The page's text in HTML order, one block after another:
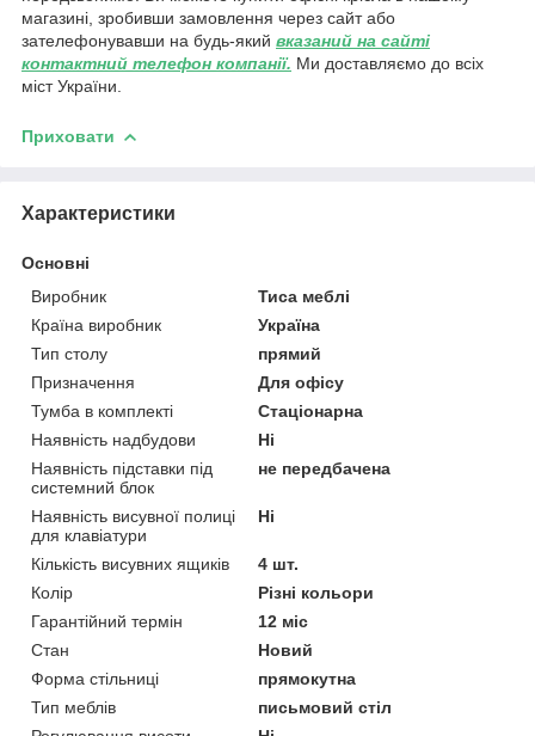
магазині, зробивши замовлення через сайт або
зателефонувавши на будь-який вказаний на сайті
контактний телефон компанії. Ми доставляємо до всіх
міст України.
Приховати
Характеристики
Основні
Виробник
Тиса меблі
Країна виробник
Україна
Тип столу
прямий
Призначення
Для офісу
Тумба в комплекті
Стаціонарна
Наявність надбудови
Ні
Наявність підставки під
системний блок
не передбачена
Наявність висувної полиці
для клавіатури
Ні
Кількість висувних ящиків
4 шт.
Колір
Різні кольори
Гарантійний термін
12 міс
Стан
Новий
Форма стільниці
прямокутна
Тип меблів
письмовий стіл